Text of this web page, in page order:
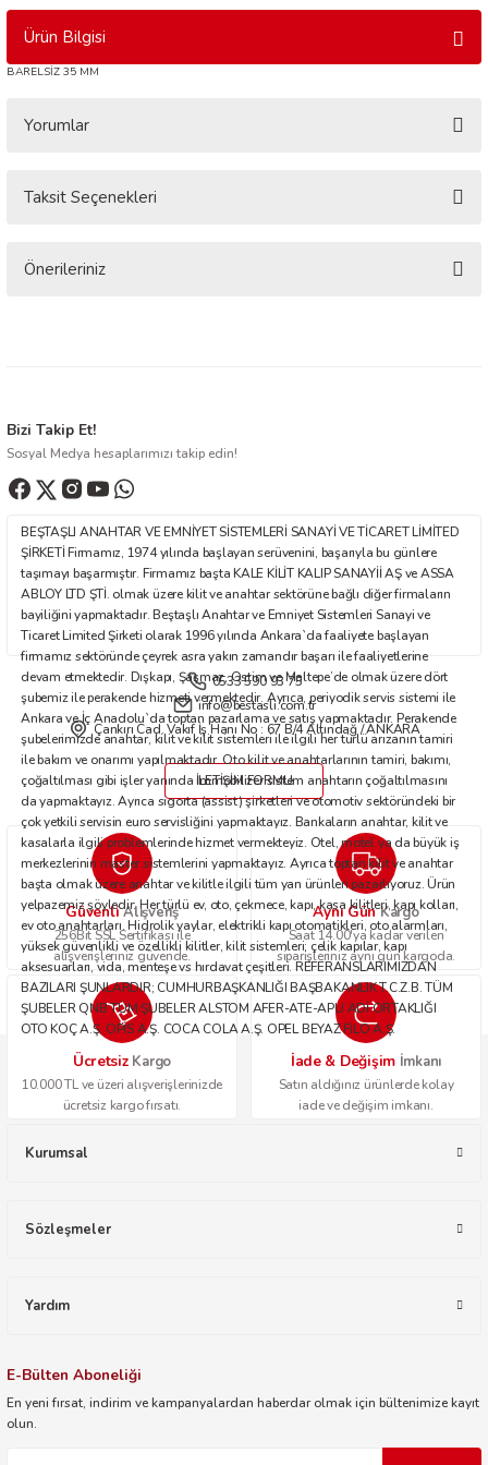
Ürün Bilgisi
BARELSİZ 35 MM
Yorumlar
Bu ürüne ilk yorumu siz yapın!
Taksit Seçenekleri
Önerileriniz
Ürün resmi kalitesiz, bozuk veya görüntülenemiyor.
Ürün açıklamasında eksik bilgiler bulunuyor.
Ürün bilgilerinde hatalar bulunuyor.
Bu ürüne benzer farklı alternatifler olmalı.
Gönder
Bizi Takip Et!
Sosyal Medya hesaplarımızı takip edin!
BEŞTAŞLI ANAHTAR VE EMNİYET SİSTEMLERİ SANAYİ VE TİCARET LİMİTED
ŞİRKETİ Firmamız, 1974 yılında başlayan serüvenini, başarıyla bu günlere
taşımayı başarmıştır. Firmamız başta KALE KİLİT KALIP SANAYİİ AŞ ve ASSA
ABLOY LTD ŞTİ. olmak üzere kilit ve anahtar sektörüne bağlı diğer firmaların
bayiliğini yapmaktadır. Beştaşlı Anahtar ve Emniyet Sistemleri Sanayi ve
Ticaret Limited Şirketi olarak 1996 yılında Ankara`da faaliyete başlayan
firmamız sektöründe çeyrek asra yakın zamandır başarı ile faaliyetlerine
devam etmektedir. Dışkapı, Şaşmaz, Ostim ve Maltepe’de olmak üzere dört
şubemiz ile perakende hizmeti vermektedir. Ayrıca, periyodik servis sistemi ile
Ankara ve İç Anadolu`da toptan pazarlama ve satış yapmaktadır. Perakende
şubelerimizde anahtar, kilit ve kilit sistemleri ile ilgili her türlü arızanın tamiri
ile bakım ve onarımı yapılmaktadır. Oto kilit ve anahtarlarının tamiri, bakımı,
çoğaltılması gibi işler yanında immobilizer sistem anahtarın çoğaltılmasını
da yapmaktayız. Ayrıca sigorta (assist) şirketleri ve otomotiv sektöründeki bir
çok yetkili servisin euro servisliğini yapmaktayız. Bankaların anahtar, kilit ve
kasalarla ilgili problemlerinde hizmet vermekteyiz. Otel, motel ya da büyük iş
merkezlerinin master sistemlerini yapmaktayız. Ayrıca toptan kilit ve anahtar
başta olmak üzere anahtar ve kilitle ilgili tüm yan ürünleri pazarlıyoruz. Ürün
yelpazemiz şöyledir: Her türlü ev, oto, çekmece, kapı, kasa kilitleri, kapı kolları,
ev oto anahtarları. Hidrolik yaylar, elektrikli kapı otomatikleri, oto alarmları,
yüksek güvenlikli ve özellikli kilitler, kilit sistemleri; çelik kapılar, kapı
aksesuarları, vida, menteşe vs hırdavat çeşitleri. REFERANSLARIMIZDAN
BAZILARI ŞUNLARDIR; CUMHURBAŞKANLIĞI BAŞBAKANLIK T.C.Z.B. TÜM
ŞUBELER QNB TÜM ŞUBELER ALSTOM AFER-ATE-APU ADİ ORTAKLIĞI
OTO KOÇ A.Ş. OPİS A.Ş. COCA COLA A.Ş. OPEL BEYAZ FİLO A.Ş.
0533 590 93 75
info@bestasli.com.tr
Çankırı Cad. Vakıf İş Hanı No : 67 B/4 Altındağ / ANKARA
İLETİŞİM FORMU
GüvenliAlışveriş
256Bit SSL Sertifikası ile
alışverişleriniz güvende.
Aynı GünKargo
Saat 14.00'ya kadar verilen
siparişleriniz aynı gün kargoda.
Ücretsiz Kargo
10.000 TL ve üzeri alışverişlerinizde
ücretsiz kargo fırsatı.
İade & Değişim İmkanı
Satın aldığınız ürünlerde kolay
iade ve değişim imkanı.
Kurumsal
Sözleşmeler
Yardım
E-Bülten Aboneliği
En yeni fırsat, indirim ve kampanyalardan haberdar olmak için bültenimize kayıt
olun.